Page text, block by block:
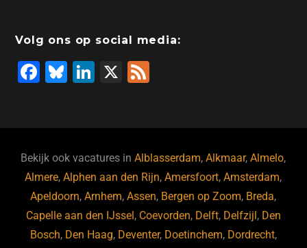
Volg ons op social media:
F
b
o
o
k
Bl
ky
Li
dI
n
X
Bekijk ook vacatures inAlblasserdam,Alkmaar,Almelo,
Almere,Alphen aan den Rijn,Amersfoort,Amsterdam,
Apeldoorn,Arnhem,Assen, Bergen op Zoom, Breda,
Capelle aan den IJssel, Coevorden, Delft, Delfzijl, Den
Bosch, Den Haag, Deventer, Doetinchem, Dordrecht,